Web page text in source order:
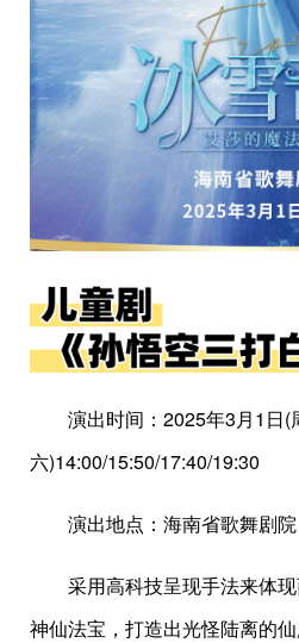
演出时间：2025年3月1日(
六)14:00/15:50/17:40/19:30
演出地点：海南省歌舞剧院
采用高科技呈现手法来体现
神仙法宝，打造出光怪陆离的